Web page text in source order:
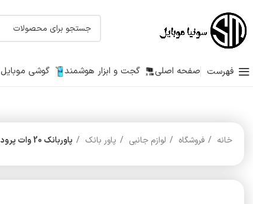
فهرست صفحه اصلی گجت و ابزار هوشمند گوشی موبایل
خانه فروشگاه لوازم جانبی پاور بانک پاوربانک 20 وات پرودو مدل PDPBJ301 – Lara ظرفیت 80000 میلی‌آمپرساعت